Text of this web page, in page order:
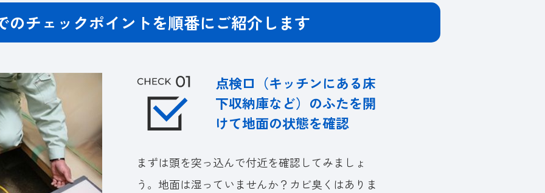
のチェックポイントを順番にご紹介します
点検口（キッチンにある床
下収納庫など）のふたを開
けて地面の状態を確認
まずは頭を突っ込んで付近を確認してみましょ
う。地面は湿っていませんか？カビ臭くはありま